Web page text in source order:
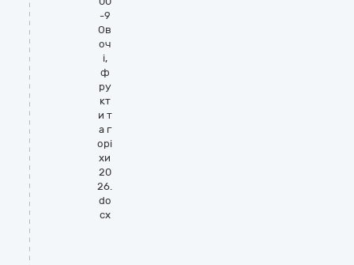
-9
Ов
оч
і,
ф
ру
кт
и т
а г
орі
хи
20
26.
do
cx